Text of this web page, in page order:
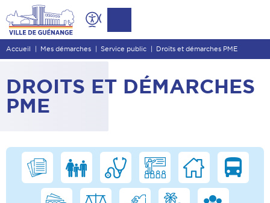
Contenu
Entête de page
Menu principal
Pied de page
Accueil Mes démarches Service public Droits et démarches PME
DROITS ET DÉMARCHES
PME